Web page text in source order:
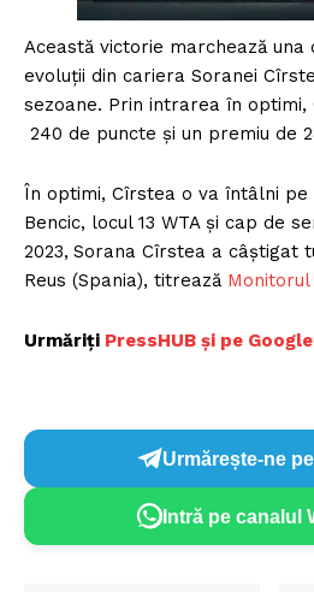
Această victorie marchează
evoluții din cariera Soranei
sezoane. Prin intrarea în
240 de puncte și un premiu de
În optimi, Cîrstea o va întâlni pe
Bencic, locul 13 WTA şi cap de
2023, Sorana Cîrstea a câştigat
Reus (Spania), titrează Monitorul
Urmăriți PressHUB și pe
Urmărește-ne
Intră pe canalul